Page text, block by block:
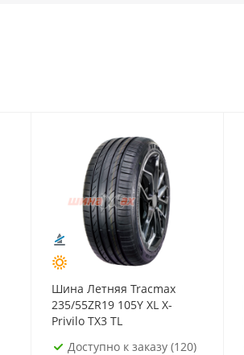
Шина Летняя Tracmax
235/55ZR19 105Y XL X-
Privilo TX3 TL
Доступно к заказу (120)